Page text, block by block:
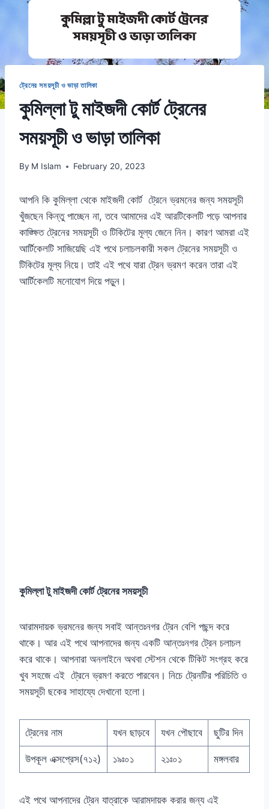
ট্রেনের সময়সূচী ও ভাড়া তালিকা
কুমিল্লা টু মাইজদী কোর্ট ট্রেনের
সময়সূচী ও ভাড়া তালিকা
By M Islam February 20, 2023
আপনি কি কুমিল্লা থেকে মাইজদী কোর্ট ট্রেনে ভ্রমনের জন্য সময়সূচী
খুঁজছেন কিন্তু পাচ্ছেন না, তবে আমাদের এই আরটিকেলটি পড়ে আপনার
কাঙ্ক্ষিত ট্রেনের সময়সূচী ও টিকিটের মূল্য জেনে নিন। কারণ আমরা এই
আর্টিকেলটি সাজিয়েছি এই পথে চলাচলকারী সকল ট্রেনের সময়সূচী ও
টিকিটের মূল্য নিয়ে। তাই এই পথে যারা ট্রেন ভ্রমণ করেন তারা এই
আর্টিকেলটি মনোযোগ দিয়ে পড়ুন।
কুমিল্লা টু মাইজদী কোর্ট ট্রেনের সময়সূচী
আরামদায়ক ভ্রমনের জন্য সবাই আন্তঃনগর ট্রেন বেশি পছন্দ করে
থাকে। আর এই পথে আপনাদের জন্য একটি আন্তঃনগর ট্রেন চলাচল
করে থাকে। আপনারা অনলাইনে অথবা স্টেশন থেকে টিকিট সংগ্রহ করে
খুব সহজে এই ট্রেনে ভ্রমণ করতে পারবেন। নিচে ট্রেনটির পরিচিতি ও
সময়সূচী ছকের সাহায্যে দেখানো হলো।
ট্রেনের নাম যখন ছাড়বে যখন পৌছাবে ছুটির দিন
উপকূল এক্সপ্রেস(৭১২) ১৯ঃ০১ ২১ঃ০১ মঙ্গলবার
এই পথে আপনাদের ট্রেন যাত্রাকে আরামদায়ক করার জন্য এই